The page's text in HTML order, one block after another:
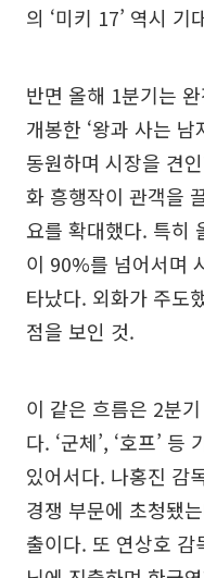
의 ‘미키 17’ 역시
반면 올해 1분기는
개봉한 ‘왕과 사는
동원하며 시장을 견
화 흥행작이 관객을
요를 확대했다. 특히
이 90%를 넘어서며
타났다. 외화가 주도
점을 보인 것.
이 같은 흐름은 2분
다. ‘군체’, ‘호프’
있어서다. 나홍진 감
경쟁 부문에 초청됐
출이다. 또 연상호 감